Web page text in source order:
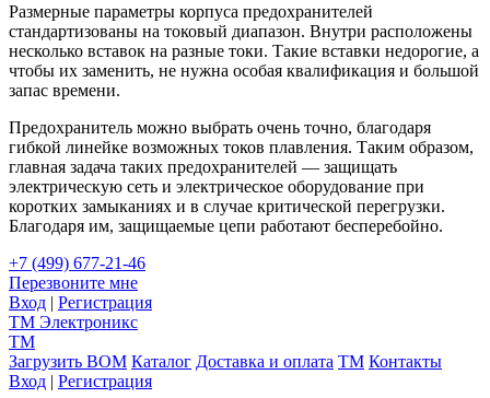
Размерные параметры корпуса предохранителей
стандартизованы на токовый диапазон. Внутри расположены
несколько вставок на разные токи. Такие вставки недорогие, а
чтобы их заменить, не нужна особая квалификация и большой
запас времени.
Предохранитель можно выбрать очень точно, благодаря
гибкой линейке возможных токов плавления. Таким образом,
главная задача таких предохранителей — защищать
электрическую сеть и электрическое оборудование при
коротких замыканиях и в случае критической перегрузки.
Благодаря им, защищаемые цепи работают бесперебойно.
+7 (499) 677-21-46
Перезвоните мне
Вход | Регистрация
TM Электроникс
TM
Загрузить BOM Каталог Доставка и оплата TM Контакты
Вход | Регистрация